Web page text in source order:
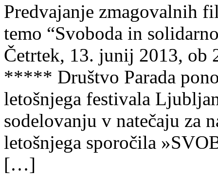
Predvajanje zmagovalnih
temo “Svoboda in
Četrtek, 13. junij 2013, ob
***** Društvo Parada
letošnjega festivala
sodelovanju v natečaju za
letošnjega sporočila
[…]